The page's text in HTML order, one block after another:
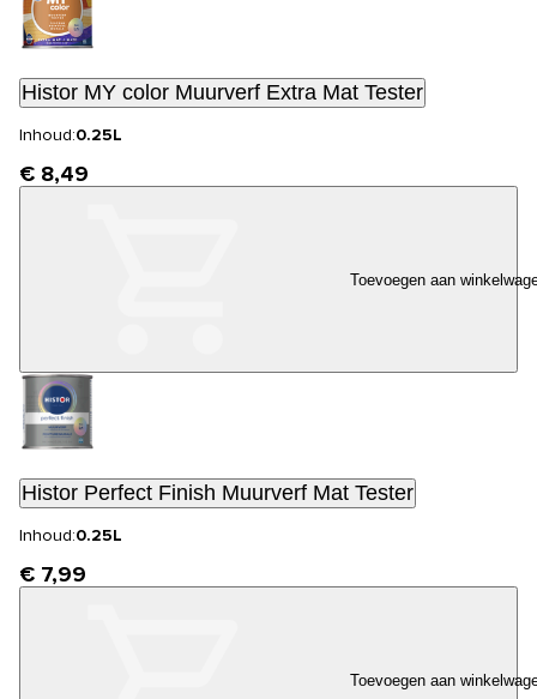
Histor MY color Muurverf Extra Mat Tester
Inhoud:0.25L
€ 8,49
Toevoegen aan
Histor Perfect Finish Muurverf Mat Tester
Inhoud:0.25L
€ 7,99
Toevoegen aan